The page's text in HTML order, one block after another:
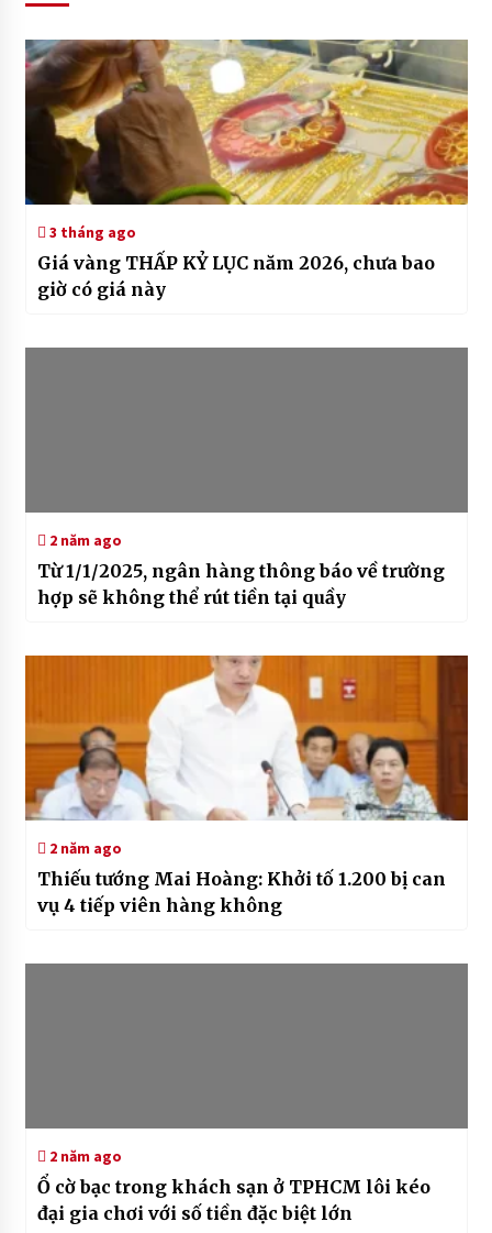
3 tháng ago
Giá vàng THẤP KỶ LỤC năm 2026, chưa bao
giờ có giá này
2 năm ago
Từ 1/1/2025, ngân hàng thông báo về trường
hợp sẽ không thể rút tiền tại quầy
2 năm ago
Thiếu tướng Mai Hoàng: Khởi tố 1.200 bị can
vụ 4 tiếp viên hàng không
2 năm ago
Ổ cờ bạc trong khách sạn ở TPHCM lôi kéo
đại gia chơi với số tiền đặc biệt lớn